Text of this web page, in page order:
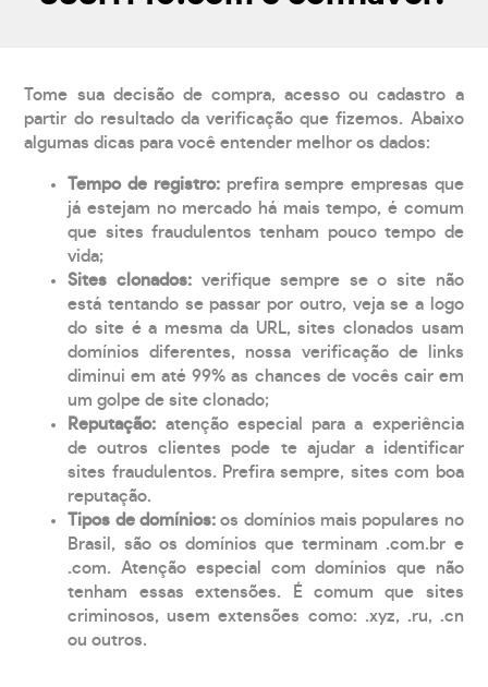
Tome sua decisão de compra, acesso ou cadastro a
partir do resultado da verificação que fizemos. Abaixo
algumas dicas para você entender melhor os dados:
Tempo de registro: prefira sempre empresas que
já estejam no mercado há mais tempo, é comum
que sites fraudulentos tenham pouco tempo de
vida;
Sites clonados: verifique sempre se o site não
está tentando se passar por outro, veja se a logo
do site é a mesma da URL, sites clonados usam
domínios diferentes, nossa verificação de links
diminui em até 99% as chances de vocês cair em
um golpe de site clonado;
Reputação: atenção especial para a experiência
de outros clientes pode te ajudar a identificar
sites fraudulentos. Prefira sempre, sites com boa
reputação.
Tipos de domínios:os domínios mais populares no
Brasil, são os domínios que terminam .com.br e
.com. Atenção especial com domínios que não
tenham essas extensões. É comum que sites
criminosos, usem extensões como: .xyz, .ru, .cn
ou outros.